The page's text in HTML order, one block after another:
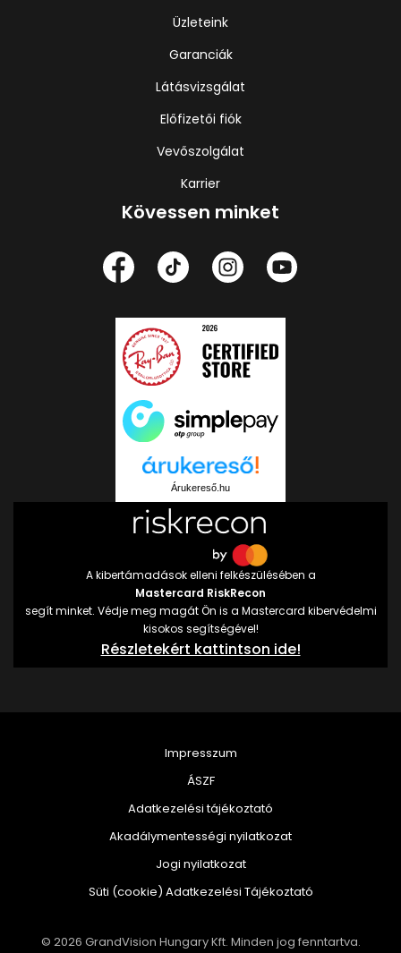
Üzleteink
Garanciák
Látásvizsgálat
Előfizetői fiók
Vevőszolgálat
Karrier
Kövessen minket
Árukereső.hu
A kibertámadások elleni felkészülésében a
Mastercard RiskRecon
segít minket. Védje meg magát Ön is a Mastercard kibervédelmi
kisokos segítségével!
Részletekért kattintson ide!
© 2026 GrandVision Hungary Kft. Minden jog fenntartva.
Impresszum
ÁSZF
Adatkezelési tájékoztató
Akadálymentességi nyilatkozat
Jogi nyilatkozat
Süti (cookie) Adatkezelési Tájékoztató